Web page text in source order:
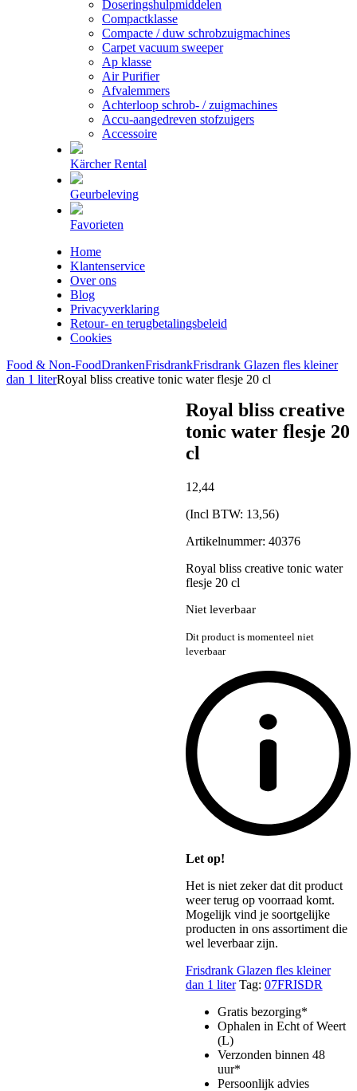
Doseringshulpmiddelen
Compactklasse
Compacte / duw schrobzuigmachines
Carpet vacuum sweeper
Ap klasse
Air Purifier
Afvalemmers
Achterloop schrob- / zuigmachines
Accu-aangedreven stofzuigers
Accessoire
Kärcher Rental
Geurbeleving
Favorieten
Home
Klantenservice
Over ons
Blog
Privacyverklaring
Retour- en terugbetalingsbeleid
Cookies
Food & Non-FoodDrankenFrisdrankFrisdrank Glazen fles kleiner
dan 1 literRoyal bliss creative tonic water flesje 20 cl
Royal bliss creative
tonic water flesje 20
cl
12,44
(Incl BTW: 13,56)
Artikelnummer: 40376
Royal bliss creative tonic water
flesje 20 cl
Niet leverbaar
Dit product is momenteel niet
leverbaar
Let op!
Het is niet zeker dat dit product
weer terug op voorraad komt.
Mogelijk vind je soortgelijke
producten in ons assortiment die
wel leverbaar zijn.
Frisdrank Glazen fles kleiner
dan 1 liter Tag: 07FRISDR
Gratis bezorging*
Ophalen in Echt of Weert
(L)
Verzonden binnen 48
uur*
Persoonlijk advies